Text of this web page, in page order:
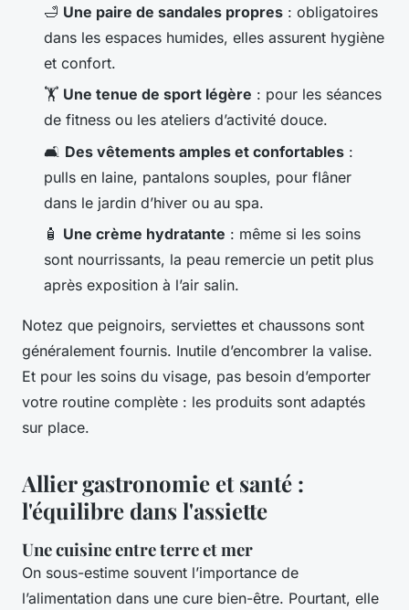
🛁 Une paire de sandales propres : obligatoires
dans les espaces humides, elles assurent hygiène
et confort.
🏋️ Une tenue de sport légère : pour les séances
de fitness ou les ateliers d’activité douce.
🛋️ Des vêtements amples et confortables :
pulls en laine, pantalons souples, pour flâner
dans le jardin d’hiver ou au spa.
🧴 Une crème hydratante : même si les soins
sont nourrissants, la peau remercie un petit plus
après exposition à l’air salin.
Notez que peignoirs, serviettes et chaussons sont
généralement fournis. Inutile d’encombrer la valise.
Et pour les soins du visage, pas besoin d’emporter
votre routine complète : les produits sont adaptés
sur place.
Allier gastronomie et santé :
l'équilibre dans l'assiette
Une cuisine entre terre et mer
On sous-estime souvent l’importance de
l’alimentation dans une cure bien-être. Pourtant, elle